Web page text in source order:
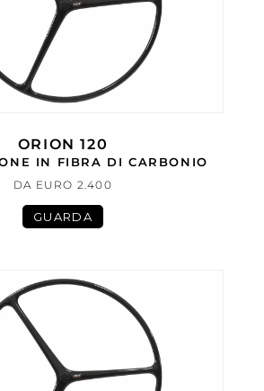
ORION 120
IN FIBRA DI CARBONIO
DA EURO 2.400
GUARDA